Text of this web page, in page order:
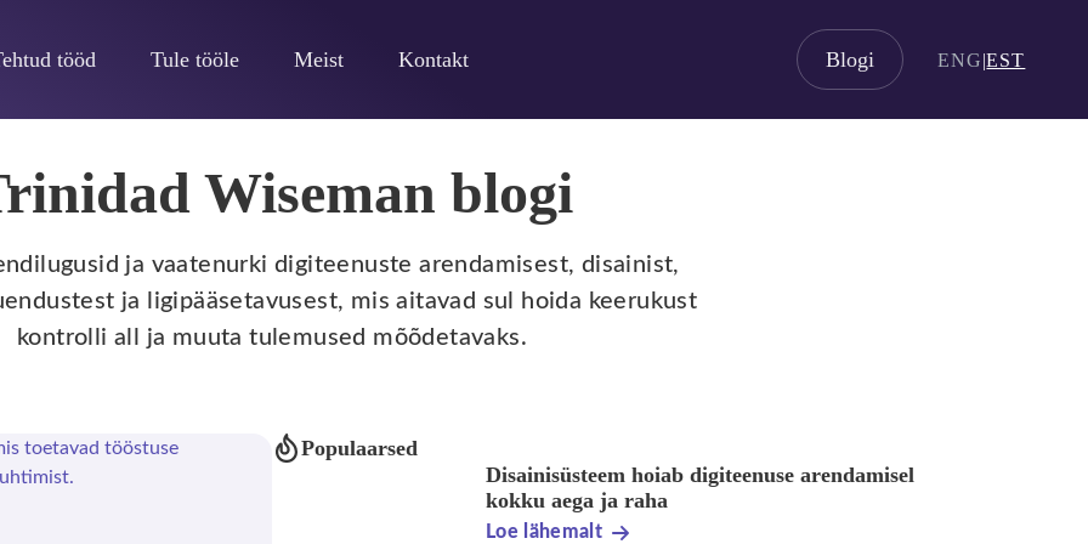
tööd Tule tööle Meist Kontakt Blogi ENG|EST
Wiseman blogi
ja vaatenurki digiteenuste arendamisest, disainist,
ja ligipääsetavusest, mis aitavad sul hoida keerukust
kontrolli all ja muuta tulemused mõõdetavaks.
Populaarsed
Disainisüsteem hoiab digiteenuse arendamisel
kokku aega ja raha
Loe lähemalt